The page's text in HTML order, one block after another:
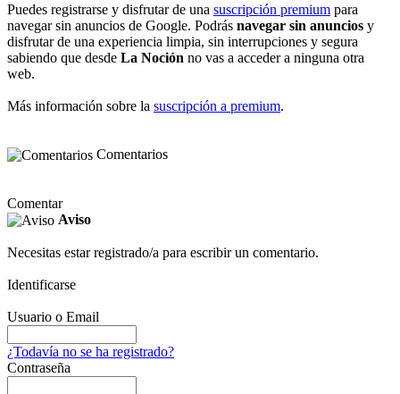
Puedes registrarse y disfrutar de una suscripción premium para
navegar sin anuncios de Google. Podrás navegar sin anuncios y
disfrutar de una experiencia limpia, sin interrupciones y segura
sabiendo que desde La Noción no vas a acceder a ninguna otra
web.
Más información sobre la suscripción a premium.
Comentarios
Comentar
Aviso
Necesitas estar registrado/a para escribir un comentario.
Identificarse
Usuario o Email
¿Todavía no se ha registrado?
Contraseña